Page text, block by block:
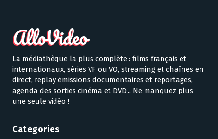
La médiathèque la plus complète : films français et
internationaux, séries VF ou VO, streaming et chaînes en
direct, replay émissions documentaires et reportages,
agenda des sorties cinéma et DVD... Ne manquez plus
une seule vidéo !
Categories